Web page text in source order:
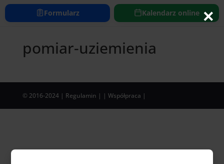
Formularz Kalendarz online
https://www.elektryk24h.com
pomiar-uziemienia
© 2016-2024 | Regulamin | | Współpraca |
×